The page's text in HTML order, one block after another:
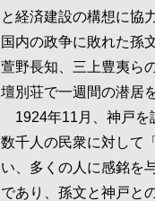
と経済建設の構想に協
国内の政争に敗れた孫
萱野長知、三上豊夷ら
壇別荘で一週間の潜居
1924年11月、神戸を
数千人の民衆に対して
い、多くの人に感銘を
であり、孫文と神戸と